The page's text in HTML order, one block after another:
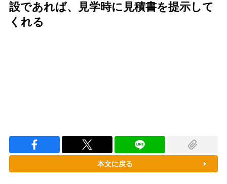
設であれば、見学時に見積書を提示して
くれる
本文に戻る